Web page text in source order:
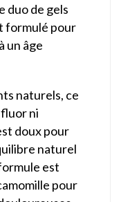
duo de gels
formulé pour
un âge
naturels, ce
ni
doux pour
naturel
est
pour